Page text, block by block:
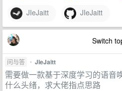
JIeJaitt JIeJaitt
Switch
问与答 • JIeJaitt
需要做一款基于深度学习的语音
什么头绪，求大佬指点思路